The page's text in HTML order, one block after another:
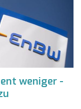
weniger -